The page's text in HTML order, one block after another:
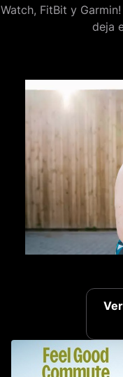
Watch, FitBit y
deja